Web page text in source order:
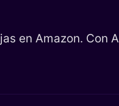
en Amazon. Con